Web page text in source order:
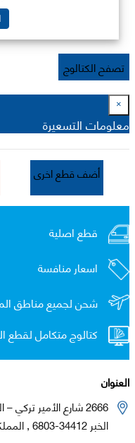
تصفح الكتالوج
×
معلومات التسعيرة
أضف قطع اخرى
قطع اصلية
اسعار منافسة
شحن لجميع مناطق
كتالوج متكامل لقطع
العنوان
2666 شارع الأمير تركي – الكورنيش , وحدة رقم 102
الخبر 34412-6803 , المملكة العربية السعودية